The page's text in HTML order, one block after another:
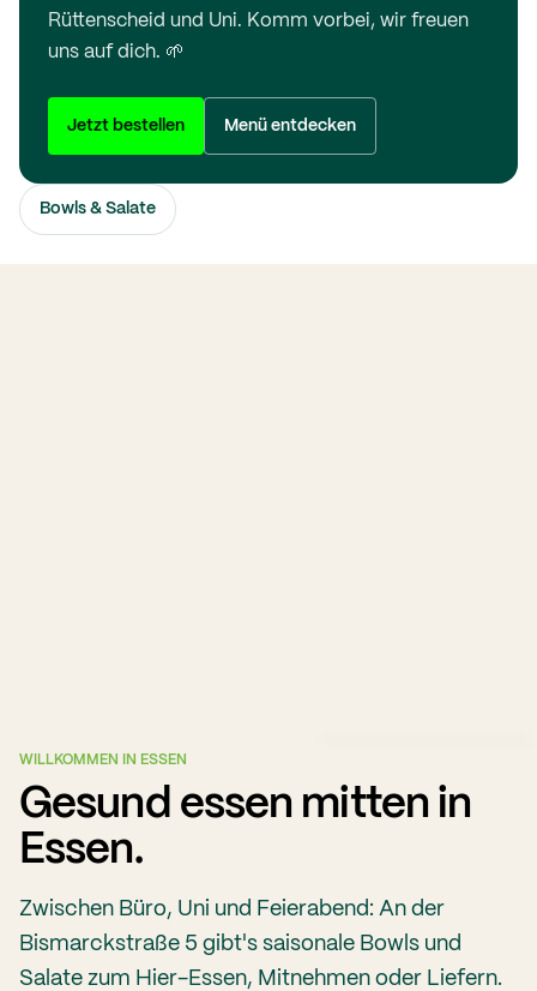
Rüttenscheid und Uni. Komm vorbei, wir freuen
uns auf dich. 🌱
Jetzt bestellen Menü entdecken
Bowls & Salate
WILLKOMMEN IN ESSEN
Gesund essen mitten in
Essen.
Zwischen Büro, Uni und Feierabend: An der
Bismarckstraße 5 gibt's saisonale Bowls und
Salate zum Hier-Essen, Mitnehmen oder Liefern.